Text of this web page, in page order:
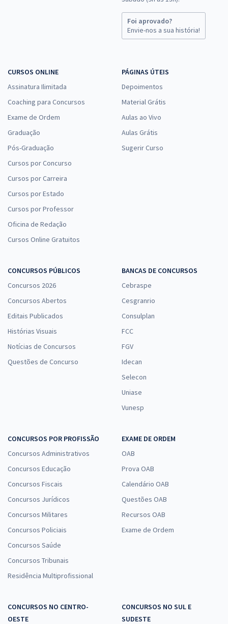
Foi aprovado?
Envie-nos a sua história!
CURSOS ONLINE
Assinatura Ilimitada
Coaching para Concursos
Exame de Ordem
Graduação
Pós-Graduação
Cursos por Concurso
Cursos por Carreira
Cursos por Estado
Cursos por Professor
Oficina de Redação
Cursos Online Gratuitos
PÁGINAS ÚTEIS
Depoimentos
Material Grátis
Aulas ao Vivo
Aulas Grátis
Sugerir Curso
CONCURSOS PÚBLICOS
Concursos 2026
Concursos Abertos
Editais Publicados
Histórias Visuais
Notícias de Concursos
Questões de Concurso
BANCAS DE CONCURSOS
Cebraspe
Cesgranrio
Consulplan
FCC
FGV
Idecan
Selecon
Uniase
Vunesp
CONCURSOS POR PROFISSÃO
Concursos Administrativos
Concursos Educação
Concursos Fiscais
Concursos Jurídicos
Concursos Militares
Concursos Policiais
Concursos Saúde
Concursos Tribunais
Residência Multiprofissional
EXAME DE ORDEM
OAB
Prova OAB
Calendário OAB
Questões OAB
Recursos OAB
Exame de Ordem
CONCURSOS NO CENTRO-
OESTE
CONCURSOS NO SUL E
SUDESTE